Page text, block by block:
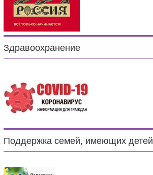
Здравоохранение
Поддержка семей, имеющих детей